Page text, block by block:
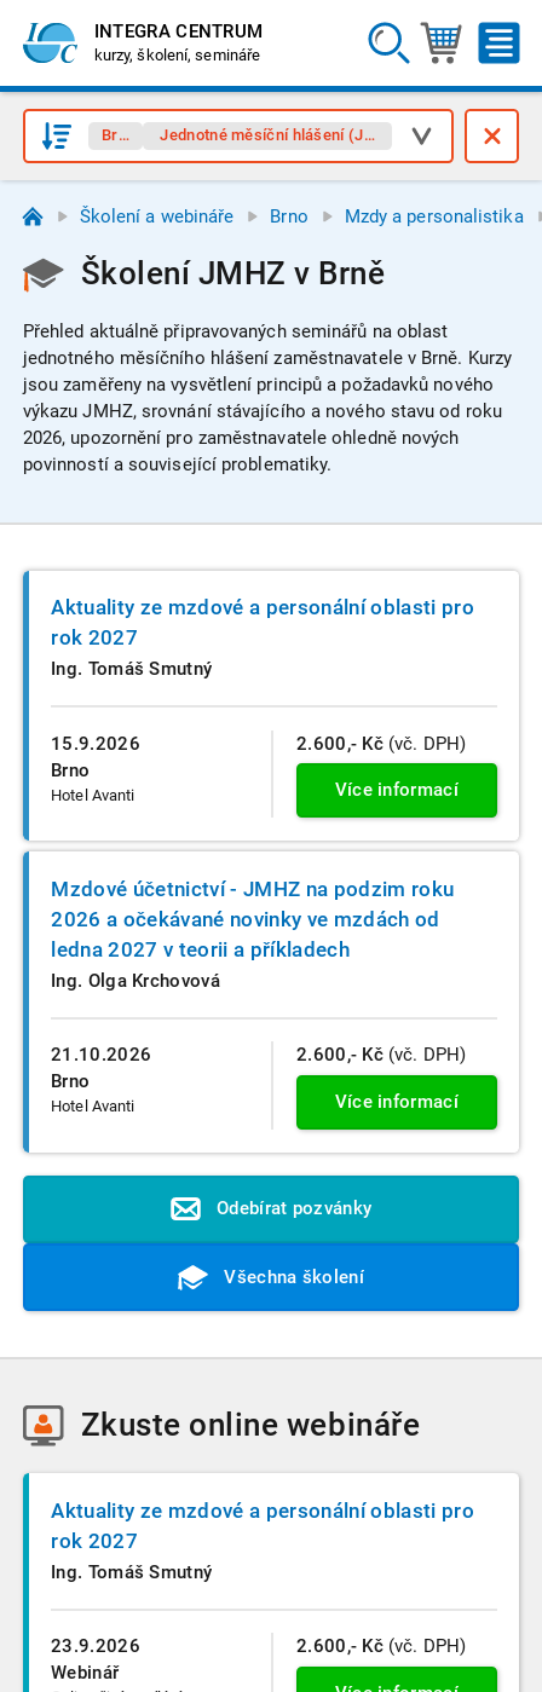
INTEGRA CENTRUM
kurzy, školení, semináře
Brno Jednotné měsíční hlášení (JMHZ)
Školení a webináře Brno Mzdy a personalistika
Školení JMHZ v Brně
Přehled aktuálně připravovaných seminářů na oblast
jednotného měsíčního hlášení zaměstnavatele v Brně. Kurzy
jsou zaměřeny na vysvětlení principů a požadavků nového
výkazu JMHZ, srovnání stávajícího a nového stavu od roku
2026, upozornění pro zaměstnavatele ohledně nových
povinností a související problematiky.
15.9.2026
Brno
Hotel Avanti
Aktuality ze mzdové a personální oblasti pro
rok 2027
Ing. Tomáš Smutný
2.600,- Kč (vč. DPH)
Více informací
21.10.2026
Brno
Hotel Avanti
Mzdové účetnictví - JMHZ na podzim roku
2026 a očekávané novinky ve mzdách od
ledna 2027 v teorii a příkladech
Ing. Olga Krchovová
2.600,- Kč (vč. DPH)
Více informací
Odebírat pozvánky
Všechna školení
Zkuste online webináře
23.9.2026
Webinář
Aktuality ze mzdové a personální oblasti pro
rok 2027
Ing. Tomáš Smutný
2.600,- Kč (vč. DPH)